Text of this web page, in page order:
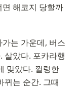
해코지 당할까
는 가운데, 버스
살았다. 포카라행
맞았다. 껄렁한
뀌는 순간. 그때